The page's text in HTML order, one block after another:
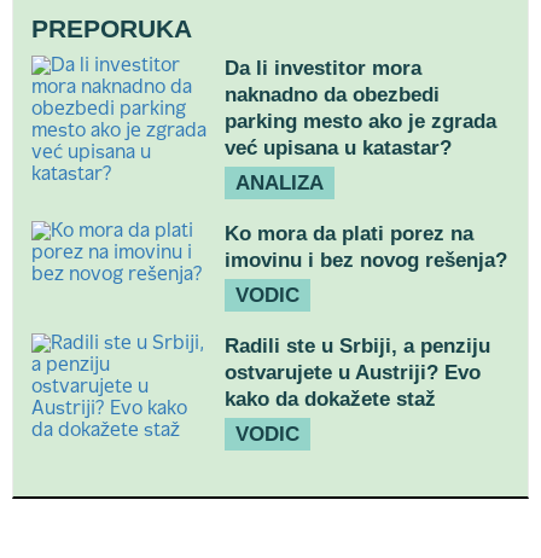
PREPORUKA
Da li investitor mora
naknadno da obezbedi
parking mesto ako je zgrada
već upisana u katastar?
ANALIZA
Ko mora da plati porez na
imovinu i bez novog rešenja?
VODIC
Radili ste u Srbiji, a penziju
ostvarujete u Austriji? Evo
kako da dokažete staž
VODIC